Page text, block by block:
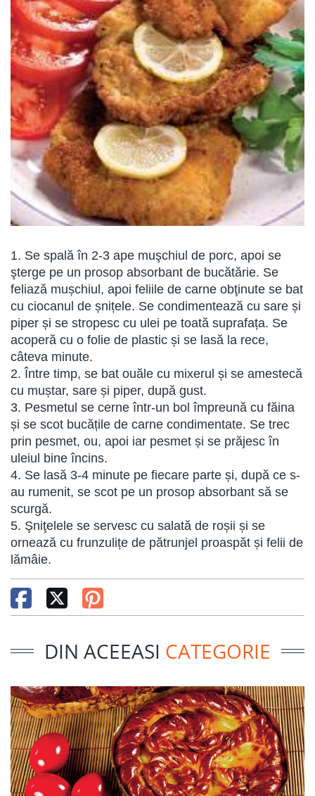
1. Se spală în 2-3 ape muşchiul de porc, apoi se
şterge pe un prosop absorbant de bucătărie. Se
feliază mușchiul, apoi feliile de carne obţinute se bat
cu ciocanul de șnițele. Se condimentează cu sare și
piper și se stropesc cu ulei pe toată suprafața. Se
acoperă cu o folie de plastic și se lasă la rece,
câteva minute.
2. Între timp, se bat ouăle cu mixerul și se amestecă
cu muștar, sare și piper, după gust.
3. Pesmetul se cerne într-un bol împreună cu făina
și se scot bucățile de carne condimentate. Se trec
prin pesmet, ou, apoi iar pesmet și se prăjesc în
uleiul bine încins.
4. Se lasă 3-4 minute pe fiecare parte și, după ce s-
au rumenit, se scot pe un prosop absorbant să se
scurgă.
5. Şniţelele se servesc cu salată de roșii și se
ornează cu frunzulițe de pătrunjel proaspăt și felii de
lămâie.
DIN ACEEASI CATEGORIE